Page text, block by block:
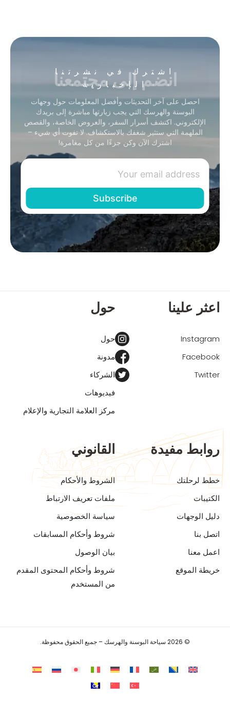
اشترك في نشرتنا
الإخبارية
انضم إلى مجتمعنا
احصل على آخر التحديثات وأفضل المعلومات حول وجهات
البوسنة والهرسك التي يجب زيارتها مباشرة إلى بريدك
الإلكتروني. اكتشف أسرار السفر، والعروض الخاصة، والقصص
الملهمة التي ستثير شغفك بالاستكشاف. لا تفوت أي شيء –
اشترك الآن وكن جزءًا من كل مغامرة!
اعثر علينا
Instagram
Facebook
Twitter
حول
حول
مدونة
الشركاء
فيديوهات
مركز العلامة التجارية والإعلام
روابط مفيدة
خطط لرحلتك
الكتيبات
دليل الوجهات
اتصل بنا
اعمل معنا
خريطة الموقع
القانوني
الشروط والأحكام
ملفات تعريف الارتباط
سياسة الخصوصية
شروط وأحكام المسابقات
بيان الوصول
شروط وأحكام المحتوى المقدم
من المستخدم
© 2026 سياحة البوسنة والهرسك – جميع الحقوق محفوظة.